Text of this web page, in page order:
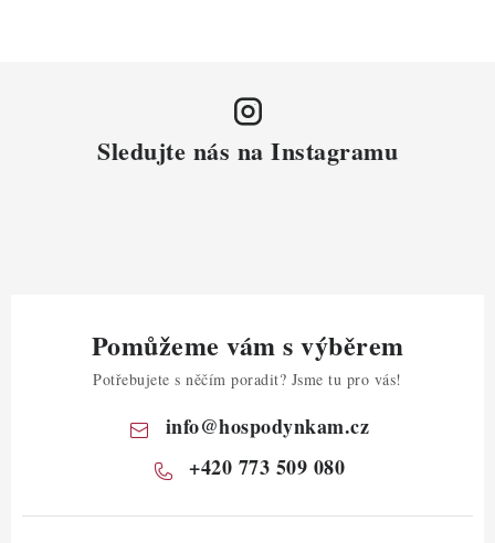
Sledujte nás na Instagramu
Pomůžeme vám s výběrem
Potřebujete s něčím poradit? Jsme tu pro vás!
info@hospodynkam.cz
+420 773 509 080